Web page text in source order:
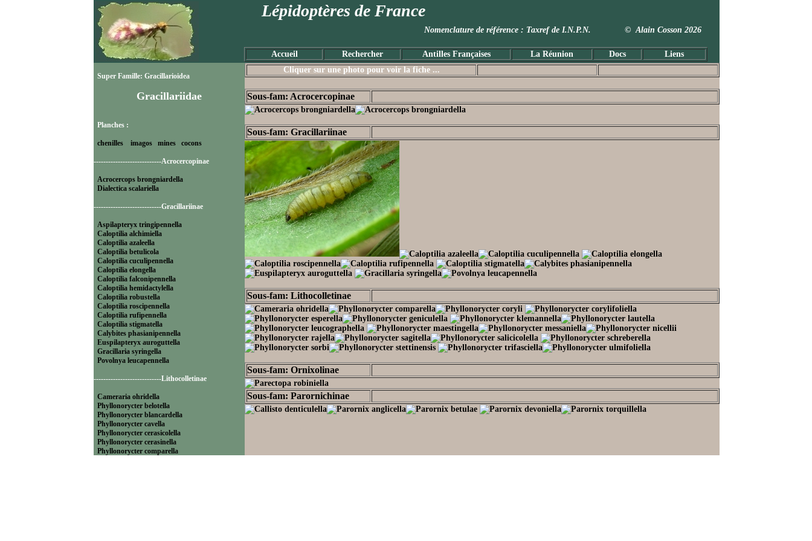
Lépidoptères de France
Nomenclature de référence : Taxref de I.N.P.N. © Alain Cosson 2026
Accueil Rechercher Antilles Françaises La Réunion Docs Liens
Super Famille: Gracillarioidea
Gracillariidae
Planches :
chenilles imagos mines cocons
----------------------------Acrocercopinae
Acrocercops brongniardella
Dialectica scalariella
----------------------------Gracillariinae
Aspilapteryx tringipennella
Caloptilia alchimiella
Caloptilia azaleella
Caloptilia betulicola
Caloptilia cuculipennella
Caloptilia elongella
Caloptilia falconipennella
Caloptilia hemidactylella
Caloptilia robustella
Caloptilia roscipennella
Caloptilia rufipennella
Caloptilia stigmatella
Calybites phasianipennella
Euspilapteryx auroguttella
Gracillaria syringella
Povolnya leucapennella
----------------------------Lithocolletinae
Cameraria ohridella
Phyllonorycter belotella
Phyllonorycter blancardella
Phyllonorycter cavella
Phyllonorycter cerasicolella
Phyllonorycter cerasinella
Phyllonorycter comparella
Cliquer sur une photo pour voir la fiche ...
Sous-fam: Acrocercopinae
Sous-fam: Gracillariinae
Sous-fam: Lithocolletinae
Sous-fam: Ornixolinae
Sous-fam: Parornichinae